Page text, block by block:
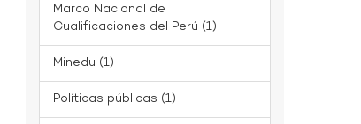
Marco Nacional de
Cualificaciones del Perú (1)
Minedu (1)
Políticas públicas (1)